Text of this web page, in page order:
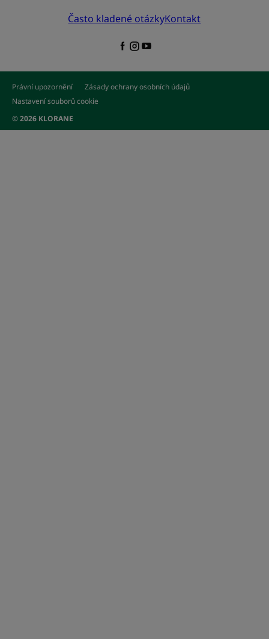
Často kladené otázkyKontakt
Právní upozornění
Zásady ochrany osobních údajů
Nastavení souborů cookie
© 2026 KLORANE